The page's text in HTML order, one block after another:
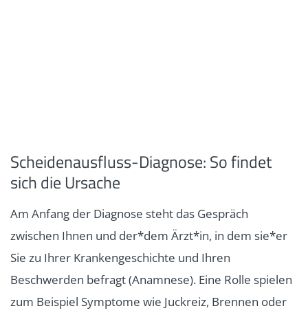
Scheidenausfluss-Diagnose: So findet
sich die Ursache
Am Anfang der Diagnose steht das Gespräch
zwischen Ihnen und der*dem Ärzt*in, in dem sie*er
Sie zu Ihrer Krankengeschichte und Ihren
Beschwerden befragt (Anamnese). Eine Rolle spielen
zum Beispiel Symptome wie Juckreiz, Brennen oder